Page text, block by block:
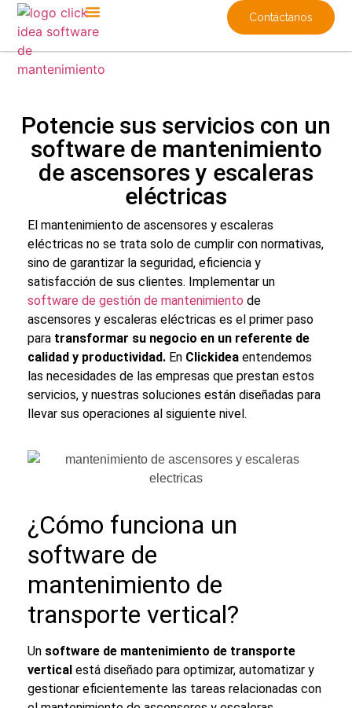
Contáctanos
Potencie sus servicios con un
software de mantenimiento
de ascensores y escaleras
eléctricas
El mantenimiento de ascensores y escaleras
eléctricas no se trata solo de cumplir con normativas,
sino de garantizar la seguridad, eficiencia y
satisfacción de sus clientes. Implementar un
software de gestión de mantenimiento de
ascensores y escaleras eléctricas es el primer paso
para transformar su negocio en un referente de
calidad y productividad. En Clickidea entendemos
las necesidades de las empresas que prestan estos
servicios, y nuestras soluciones están diseñadas para
llevar sus operaciones al siguiente nivel.
¿Cómo funciona un
software de
mantenimiento de
transporte vertical?
Un software de mantenimiento de transporte
vertical está diseñado para optimizar, automatizar y
gestionar eficientemente las tareas relacionadas con